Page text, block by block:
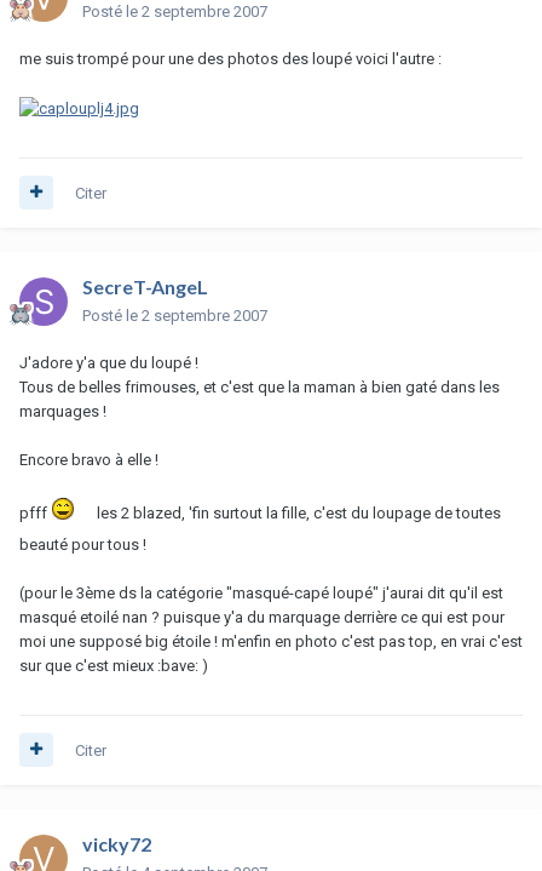
Posté le 2 septembre 2007
me suis trompé pour une des photos des loupé voici l'autre :
Citer
SecreT-AngeL
Posté le 2 septembre 2007
J'adore y'a que du loupé !
Tous de belles frimouses, et c'est que la maman à bien gaté dans les
marquages !
Encore bravo à elle !
pfff
les 2 blazed, 'fin surtout la fille, c'est du loupage de toutes
beauté pour tous !
(pour le 3ème ds la catégorie "masqué-capé loupé" j'aurai dit qu'il est
masqué etoilé nan ? puisque y'a du marquage derrière ce qui est pour
moi une supposé big étoile ! m'enfin en photo c'est pas top, en vrai c'est
sur que c'est mieux :bave: )
Citer
vicky72